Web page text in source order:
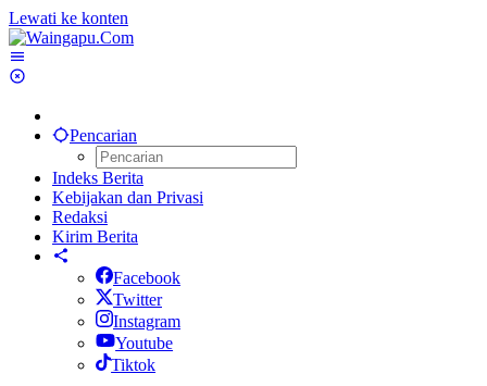
Lewati ke konten
Pencarian
Indeks Berita
Kebijakan dan Privasi
Redaksi
Kirim Berita
Facebook
Twitter
Instagram
Youtube
Tiktok